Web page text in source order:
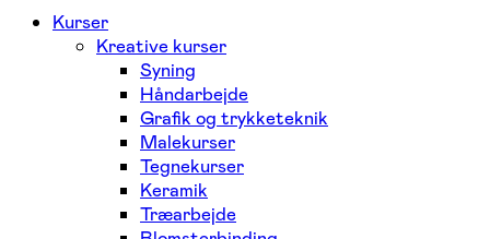
Kurser
Kreative kurser
Syning
Håndarbejde
Grafik og trykketeknik
Malekurser
Tegnekurser
Keramik
Træarbejde